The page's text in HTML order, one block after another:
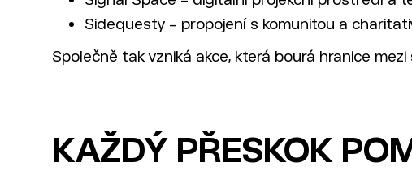
Sidequesty – propojení s komunitou a
Společně tak vzniká akce, která bourá hranice
KAŽDÝ PŘESKOK